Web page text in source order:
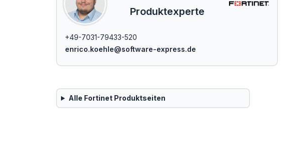
Produktexperte
+49-7031-79433-520
enrico.koehle@software-express.de
Alle FortinetProduktseiten